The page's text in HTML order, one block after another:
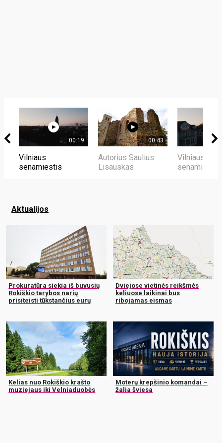
00:19
Vilniaus
senamiestis
00:43
Autorius Saulius
Lisauskas
Vilniaus
senamiestis
Aktualijos
Prokuratūra siekia iš buvusių
Rokiškio tarybos narių
prisiteisti tūkstančius eurų
Dviejose vietinės reikšmės
keliuose laikinai bus
ribojamas eismas
Kelias nuo Rokiškio krašto
muziejaus iki Velniaduobės
Moterų krepšinio komandai –
žalia šviesa